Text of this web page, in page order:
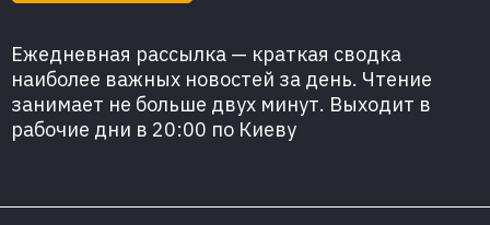
Ежедневная рассылка — краткая сводка
наиболее важных новостей за день. Чтение
занимает не больше двух минут. Выходит в
рабочие дни в 20:00 по Киеву